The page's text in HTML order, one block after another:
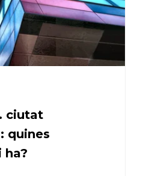
ciutat
quines
ha?